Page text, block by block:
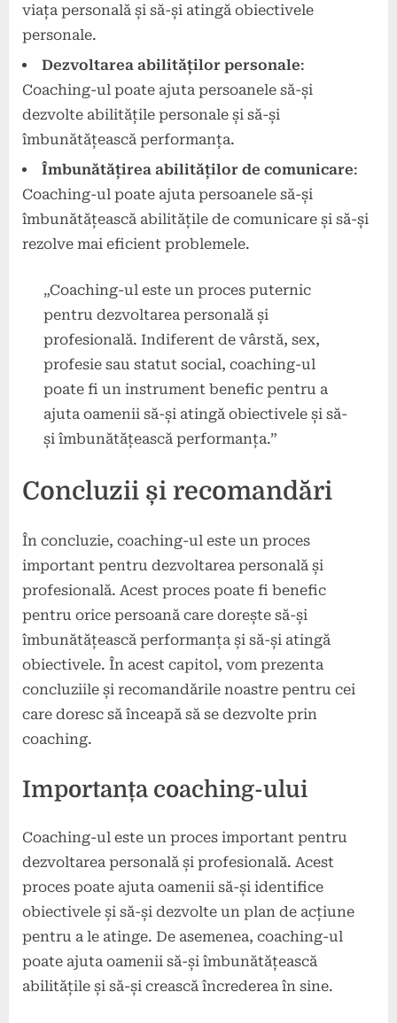
viața personală și să-și atingă obiectivele
personale.
Dezvoltarea abilităților personale:
Coaching-ul poate ajuta persoanele să-și
dezvolte abilitățile personale și să-și
îmbunătățească performanța.
Îmbunătățirea abilităților de comunicare:
Coaching-ul poate ajuta persoanele să-și
îmbunătățească abilitățile de comunicare și să-și
rezolve mai eficient problemele.
„Coaching-ul este un proces puternic
pentru dezvoltarea personală și
profesională. Indiferent de vârstă, sex,
profesie sau statut social, coaching-ul
poate fi un instrument benefic pentru a
ajuta oamenii să-și atingă obiectivele și să-
și îmbunătățească performanța.”
Concluzii și recomandări
În concluzie, coaching-ul este un proces
important pentru dezvoltarea personală și
profesională. Acest proces poate fi benefic
pentru orice persoană care dorește să-și
îmbunătățească performanța și să-și atingă
obiectivele. În acest capitol, vom prezenta
concluziile și recomandările noastre pentru cei
care doresc să înceapă să se dezvolte prin
coaching.
Importanța coaching-ului
Coaching-ul este un proces important pentru
dezvoltarea personală și profesională. Acest
proces poate ajuta oamenii să-și identifice
obiectivele și să-și dezvolte un plan de acțiune
pentru a le atinge. De asemenea, coaching-ul
poate ajuta oamenii să-și îmbunătățească
abilitățile și să-și crească încrederea în sine.